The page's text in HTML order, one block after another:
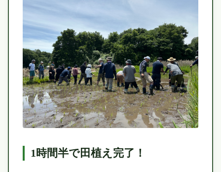
1時間半で田植え完了！